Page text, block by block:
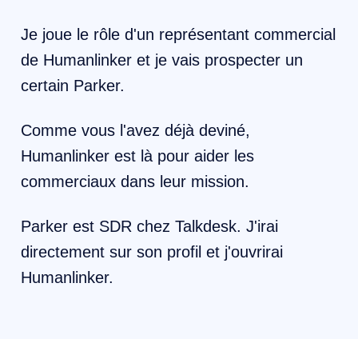
Je joue le rôle d'un représentant commercial
de Humanlinker et je vais prospecter un
certain Parker.
Comme vous l'avez déjà deviné,
Humanlinker est là pour aider les
commerciaux dans leur mission.
Parker est SDR chez Talkdesk. J'irai
directement sur son profil et j'ouvrirai
Humanlinker.